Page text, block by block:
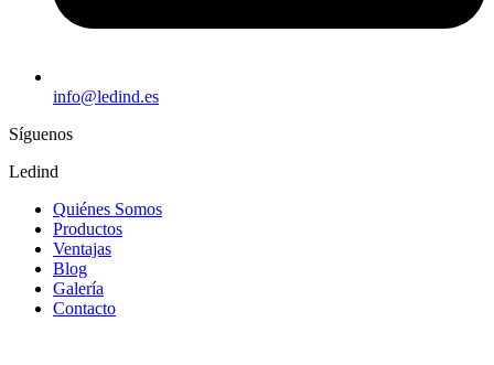
info@ledind.es
Síguenos
Ledind
Quiénes Somos
Productos
Ventajas
Blog
Galería
Contacto